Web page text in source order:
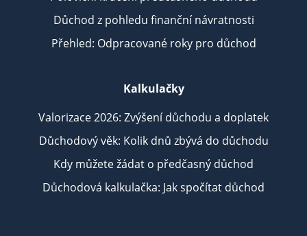
Důchod z pohledu finanční návratnosti
Přehled: Odpracované roky pro důchod
Kalkulačky
Valorizace 2026: Zvýšení důchodu a doplatek
Důchodový věk: Kolik dnů zbývá do důchodu
Kdy můžete žádat o předčasný důchod
Důchodová kalkulačka: Jak spočítat důchod